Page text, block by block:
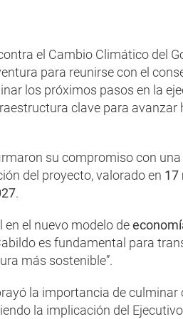
el Cambio Climático del
para reunirse con el
los próximos pasos en la
clave para avanzar
su compromiso con una
del proyecto, valorado en 17
.
el nuevo modelo de
es fundamental para
más sostenible”.
la importancia de culminar
la implicación del Ejecutivo